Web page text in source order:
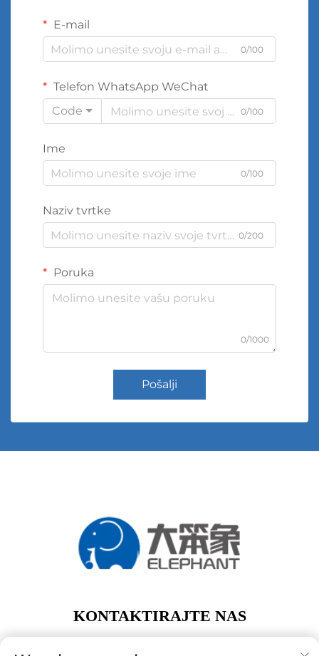
E-mail
0/100
Telefon WhatsApp WeChat
Code
0/100
Ime
0/100
Naziv tvrtke
0/200
Poruka
0/1000
Pošalji
KONTAKTIRAJTE NAS